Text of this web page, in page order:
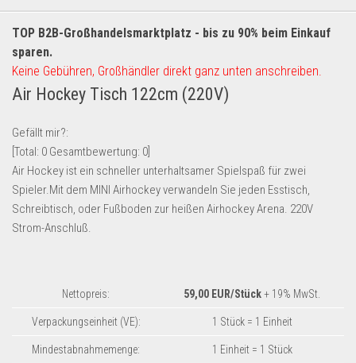
Geschenkartikel
Handy und Smartphone
Kosmetik & Pflege
Multimedia & Elektro
Münzen
Schuhe & Accessoires
Wohnen & Einrichten
Restposten-Angebote
Restposten für Privatpersonen
TOP B2B-Großhandelsmarktplatz - bis zu 90% beim Einkauf
sparen.
Keine Gebühren, Großhändler direkt ganz unten anschreiben.
Air Hockey Tisch 122cm (220V)
Gefällt mir?:
[Total: 0 Gesamtbewertung: 0
Air Hockey ist ein schneller unterhaltsamer Spielspaß für zwei
Spieler.Mit dem MINI Airhockey verwandeln Sie jeden Esstisch,
Schreibtisch, oder Fußboden zur heißen Airhockey Arena. 220V
Strom-Anschluß.
Nettopreis: 59,00 EUR/Stück+ 19% MwSt.
Verpackungseinheit (VE): 1 Stück = 1 Einheit
Mindestabnahmemenge: 1 Einheit = 1 Stück